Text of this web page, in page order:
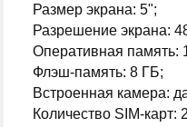
Размер экрана: 5";
Разрешение экрана:
Оперативная память:
Флэш-память: 8 ГБ;
Встроенная камера:
Количество SIM-карт: